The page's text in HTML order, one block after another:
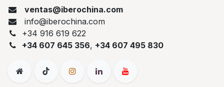
ventas@iberochina.com
info@iberochina.com
+34 916 619 622
+34 607 645 356, +34 607 495 830